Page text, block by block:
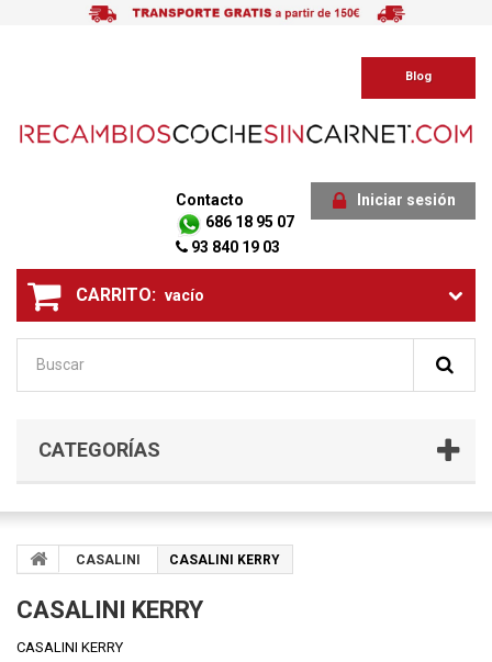
Blog
Iniciar sesión
Contacto
686 18 95 07
93 840 19 03
CARRITO: vacío
CATEGORÍAS
CASALINI CASALINI KERRY
CASALINI KERRY
CASALINI KERRY